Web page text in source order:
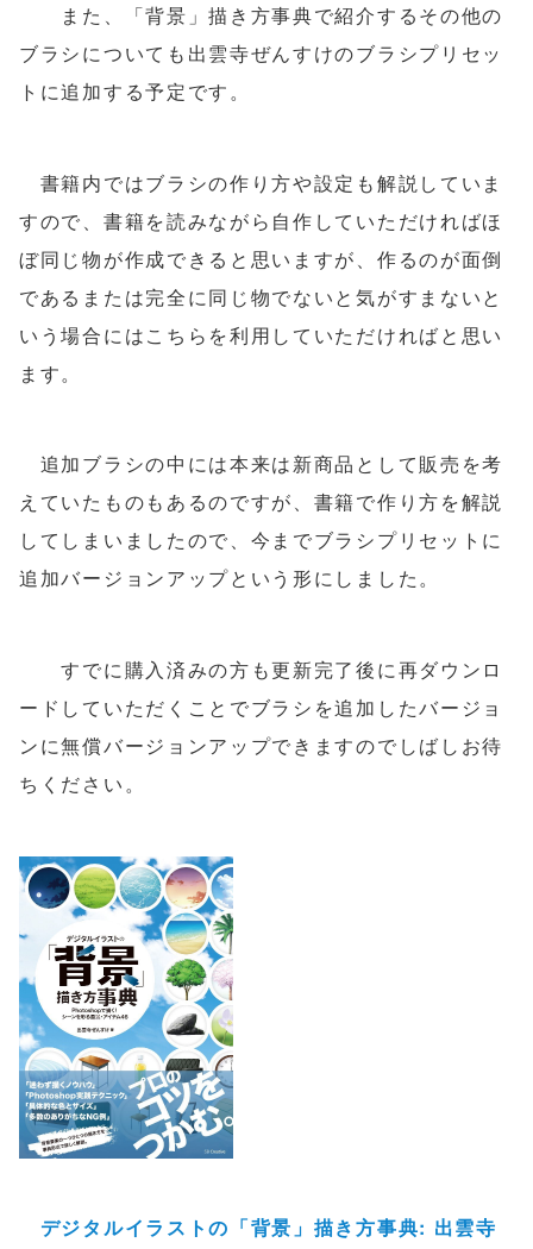
また、「背景」描き方事典で紹介するその他の
ブラシについても出雲寺ぜんすけのブラシプリセッ
トに追加する予定です。
書籍内ではブラシの作り方や設定も解説していま
すので、書籍を読みながら自作していただければほ
ぼ同じ物が作成できると思いますが、作るのが面倒
であるまたは完全に同じ物でないと気がすまないと
いう場合にはこちらを利用していただければと思い
ます。
追加ブラシの中には本来は新商品として販売を考
えていたものもあるのですが、書籍で作り方を解説
してしまいましたので、今までブラシプリセットに
追加バージョンアップという形にしました。
すでに購入済みの方も更新完了後に再ダウンロ
ードしていただくことでブラシを追加したバージョ
ンに無償バージョンアップできますのでしばしお待
ちください。
デジタルイラストの「背景」描き方事典: 出雲寺